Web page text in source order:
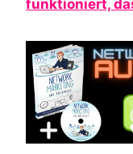
funktioniert,